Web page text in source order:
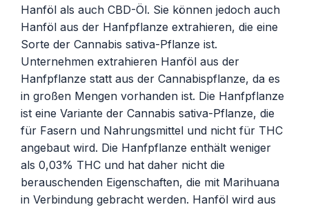
Hanföl als auch CBD-Öl. Sie können jedoch auch
Hanföl aus der Hanfpflanze extrahieren, die eine
Sorte der Cannabis sativa-Pflanze ist.
Unternehmen extrahieren Hanföl aus der
Hanfpflanze statt aus der Cannabispflanze, da es
in großen Mengen vorhanden ist. Die Hanfpflanze
ist eine Variante der Cannabis sativa-Pflanze, die
für Fasern und Nahrungsmittel und nicht für THC
angebaut wird. Die Hanfpflanze enthält weniger
als 0,03% THC und hat daher nicht die
berauschenden Eigenschaften, die mit Marihuana
in Verbindung gebracht werden. Hanföl wird aus